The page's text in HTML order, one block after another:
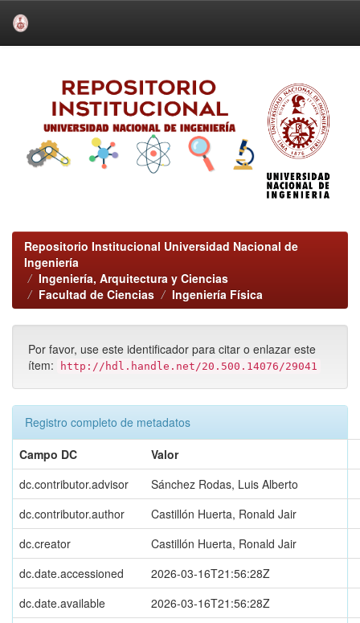
Repositorio Institucional Universidad Nacional de
Ingeniería
Ingeniería, Arquitectura y Ciencias
Facultad de Ciencias
Ingeniería Física
Por favor, use este identificador para citar o enlazar este
ítem:
http://hdl.handle.net/20.500.14076/29041
Registro completo de metadatos
Campo DC
Valor
dc.contributor.advisor
Sánchez Rodas, Luis Alberto
dc.contributor.author
Castillón Huerta, Ronald Jair
dc.creator
Castillón Huerta, Ronald Jair
dc.date.accessioned
2026-03-16T21:56:28Z
dc.date.available
2026-03-16T21:56:28Z